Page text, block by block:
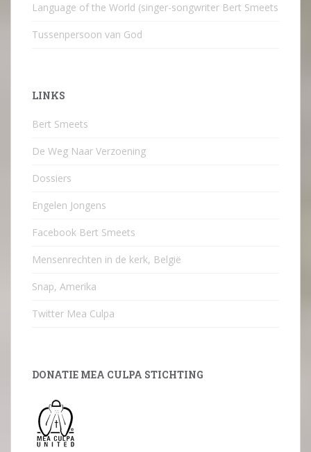
Language of the World (singer-songwriter Bert Smeets
Tussenpersoon van God
LINKS
Bert Smeets
De Weg Naar Verzoening
Dossiers
Engelen Jongens
Facebook Bert Smeets
Mensenrechten in de kerk, België
Snap, Amerika
Twitter Mea Culpa
DONATIE MEA CULPA STICHTING